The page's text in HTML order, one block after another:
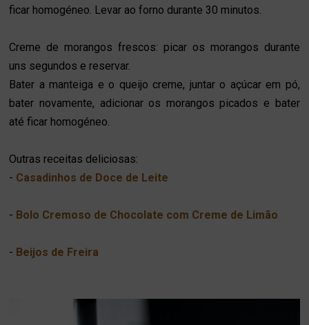
ficar homogéneo. Levar aoforno durante 30 minutos.
Creme de morangos frescos: picar os morangos durante
uns segundos e reservar.
Bater a manteiga e o queijo creme, juntar o açúcar em pó,
bater novamente, adicionar os morangos picados e bater
até ficar homogéneo.
Outras receitas deliciosas:
- Casadinhos de Doce de Leite
- Bolo Cremoso de Chocolate com Creme de Limão
- Beijos de Freira